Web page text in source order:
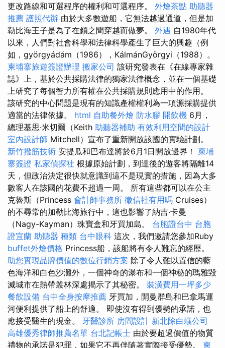
更改路線和可選程序的權利和可選程序。 外燴茶點 助聽器
推薦 護照代辦 由於大多數遊船，它無法越過通道，但是加
勒比海王子是為了在鎖之間穿越而做夢。 外遇 自1980年代
以來，人們對社會科學和法律科學產生了巨大的興趣（例
如，györgyádám（1986），KálmánGyörgyi（1988）。
柬埔寨旅遊簽證辦理 搬家公司 該研究發表在《在線專家雜
誌》上，基於公共採購法律的獨家法律概念，並在一個基礎
上研究了每個智力所有權在公共採購規則應用中的作用。
該研究的中心問題是現有的知識產權權利為一項源採購提供
適當的法律依據。 html 自助餐外燴 防水膠 開飲機 6月，
總理基思·米切爾（Keith 助聽器補助 有效利用空間的設計
室內設計師 Mitchell）宣布了重新開放該國的實驗計劃。
新竹撥筋技術 安提瓜和巴布達將於6月1日開放邊界！ 柬埔
寨簽證 私家偵探社 根據原始計劃，到達後的遊客將隔離14
天，但政治決定很快就意識到這不是現實的措施，因為大多
數客人在該國的花費不超過一周。 所有這些都可以在公主
克魯斯（Princess 會計師事務所 徵信社有用嗎 Cruises）
的不尋常的加勒比海旅行中，這也影響了納吉·卡曼
（Nagy-Kayman）珠寶盒和牙買加島。 台胞證台中 台胞
證宜蘭 助聽器 種類 台中眼科 這次，我們邀請您參加Ruby
buffet外燴價格 Princess船，該船將有令人難忘的經歷。
助您實現品牌價值的數位行銷方案 除了令人難以置信的藍
色海洋和白色沙灘外，一個神奇的瀑布和一個神秘的瑪雅毀
滅城市在熱帶叢林深處揭示了其秘密。 裝潢費用一坪多少
餐飲設備 台中全身按摩推薦 牙買加，開曼群島和巴拿馬運
河便利提供了船上的舒適。 即使沒有得到優勢的承諾，也
應接受醫生的現金。 牙醫診所 房間設計 新北除白蟻公司
高雄優秀律師推薦名單 台北記帳士 由於要超過價值的物質
禮物的承諾是犯罪，如果它不再伴隨著實際接受優勢。 柬